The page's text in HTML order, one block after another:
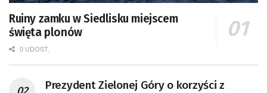
Ruiny zamku w Siedlisku miejscem
święta plonów
0 UDOST.
Prezydent Zielonej Góry o korzyści z